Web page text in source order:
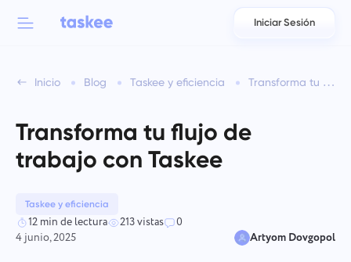
العربية
Azərbaycan
日本語
Iniciar Sesión
Inicio Blog Taskee y eficiencia Transforma tu flujo de trabajo con Taskee
Transforma tu flujo de
trabajo con Taskee
Taskee y eficiencia
12 min de lectura 213 vistas
0
4 junio, 2025
Artyom Dovgopol
Funciones de Taskee
Conozca sobre 7 más características inspiradoras
Para equipos
Industrias
Tipo de empresa